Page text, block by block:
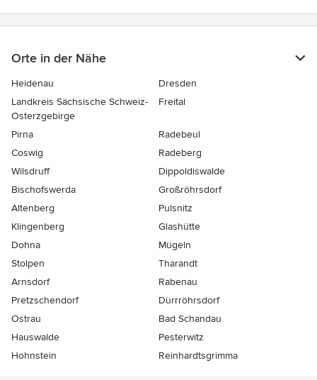
Orte in der Nähe
Heidenau
Dresden
Landkreis Sächsische Schweiz-
Osterzgebirge
Freital
Pirna
Radebeul
Coswig
Radeberg
Wilsdruff
Dippoldiswalde
Bischofswerda
Großröhrsdorf
Altenberg
Pulsnitz
Klingenberg
Glashütte
Dohna
Mügeln
Stolpen
Tharandt
Arnsdorf
Rabenau
Pretzschendorf
Dürrröhrsdorf
Ostrau
Bad Schandau
Hauswalde
Pesterwitz
Hohnstein
Reinhardtsgrimma